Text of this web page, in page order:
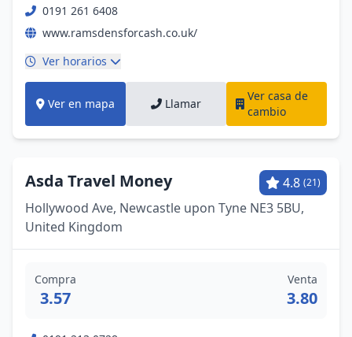
0191 261 6408
www.ramsdensforcash.co.uk/
Ver horarios
Ver en mapa Llamar
Ver casa de
cambio
Asda Travel Money 4.8 (21)
Hollywood Ave, Newcastle upon Tyne NE3 5BU,
United Kingdom
Compra
3.57
Venta
3.80